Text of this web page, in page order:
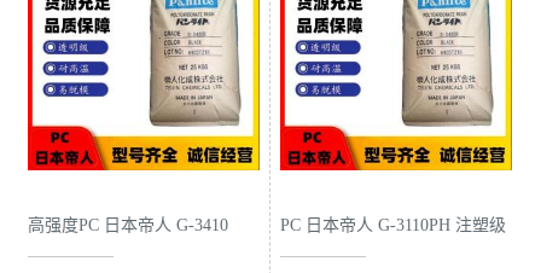
厅
书
荣
高强度PC 日本帝人 G-3410
BK 注塑级 尺寸稳定 高刚性
PC 日本帝人 G-3110PH 注塑级
阻燃级 玻纤增强 电气应用 照